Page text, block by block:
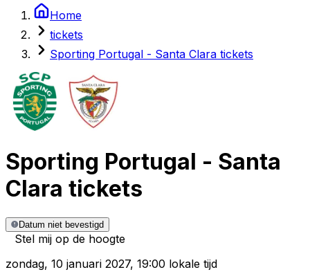
Home
tickets
Sporting Portugal - Santa Clara tickets
Sporting Portugal - Santa
Clara tickets
Datum niet bevestigd
Stel mij op de hoogte
zondag, 10 januari 2027, 19:00 lokale tijd